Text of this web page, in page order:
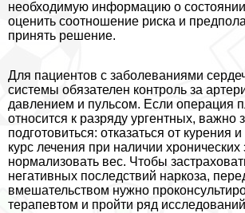
необходимую информацию о состоянии
оценить соотношение риска и
принять решение.
Для пациентов с заболеваниями
системы обязателен контроль за
давлением и пульсом. Если операция
относится к разряду ургентных, важно
подготовиться: отказаться от курения
курс лечения при наличии
нормализовать вес. Чтобы
негативных последствий наркоза,
вмешательством нужно
терапевтом и пройти ряд